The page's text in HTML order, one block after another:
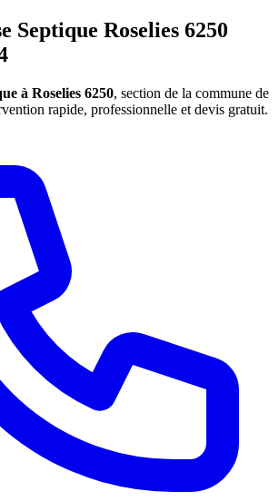
Septique Roselies 6250
à Roselies 6250, section de la commune de
rapide, professionnelle et devis gratuit.